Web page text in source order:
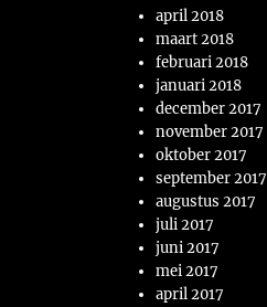
april 2018
maart 2018
februari 2018
januari 2018
december 2017
november 2017
oktober 2017
september 2017
augustus 2017
juli 2017
juni 2017
mei 2017
april 2017